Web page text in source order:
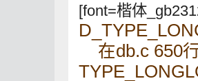
[font=楷体
在db.c 650